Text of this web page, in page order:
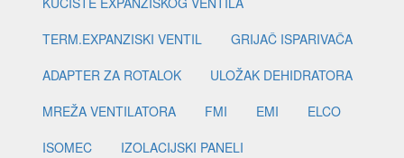
TERM.EXPANZISKI VENTIL
GRIJAČ ISPARIVAČA
ADAPTER ZA ROTALOK
ULOŽAK DEHIDRATORA
MREŽA VENTILATORA
FMI EMI
ELCO
ISOMEC
IZOLACIJSKI PANELI